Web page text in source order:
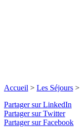
Accueil > Les Séjours >
Partager sur LinkedIn
Partager sur Twitter
Partager sur Facebook